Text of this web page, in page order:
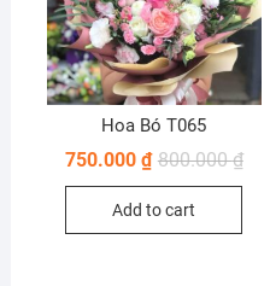
Hoa Bó T065
800.000₫
750.000 ₫
Add to cart